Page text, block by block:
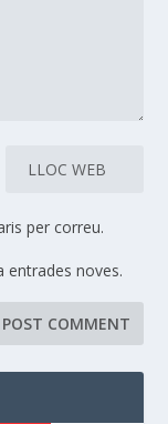
per correu.
entrades noves.